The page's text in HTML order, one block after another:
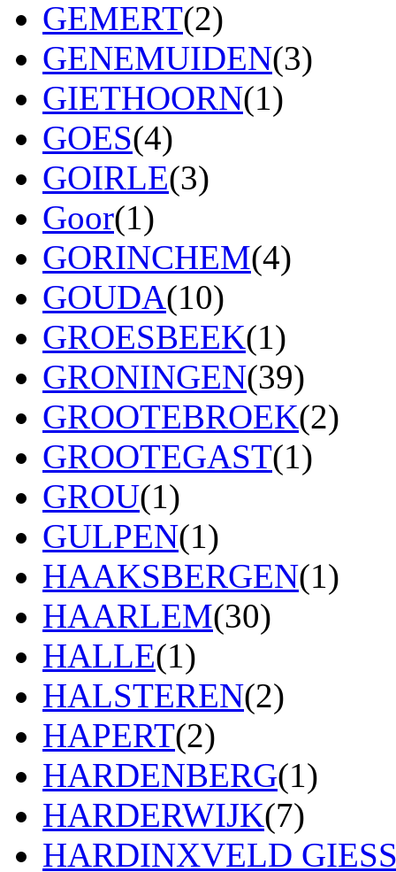
GEMERT(2)
GENEMUIDEN(3)
GIETHOORN(1)
GOES(4)
GOIRLE(3)
Goor(1)
GORINCHEM(4)
GOUDA(10)
GROESBEEK(1)
GRONINGEN(39)
GROOTEBROEK(2)
GROOTEGAST(1)
GROU(1)
GULPEN(1)
HAAKSBERGEN(1)
HAARLEM(30)
HALLE(1)
HALSTEREN(2)
HAPERT(2)
HARDENBERG(1)
HARDERWIJK(7)
HARDINXVELD